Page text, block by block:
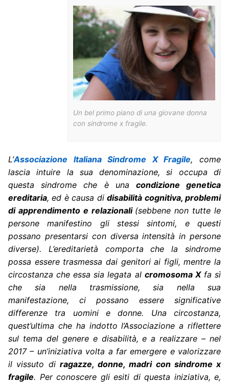
Un bel primo piano di una giovane donna
con sindrome x fragile.
L’Associazione Italiana Sindrome X Fragile, come
lascia intuire la sua denominazione, si occupa di
questa sindrome che è una condizione genetica
ereditaria, ed è causa didisabilità cognitiva, problemi
di apprendimento e relazionali (sebbene non tutte le
persone manifestino gli stessi sintomi, e questi
possano presentarsi con diversa intensità in persone
diverse). L’ereditarietà comporta che la sindrome
possa essere trasmessa dai genitori ai figli, mentre la
circostanza che essa sia legata al cromosoma Xfa sì
che sia nella trasmissione, sia nella sua
manifestazione, ci possano essere significative
differenze tra uomini e donne. Una circostanza,
quest’ultima che ha indotto l’Associazione a riflettere
sul tema del genere e disabilità, e a realizzare – nel
2017 – un’iniziativa volta a far emergere e valorizzare
il vissuto di ragazze, donne, madri con sindrome x
fragile. Per conoscere gli esiti di questa iniziativa, e,